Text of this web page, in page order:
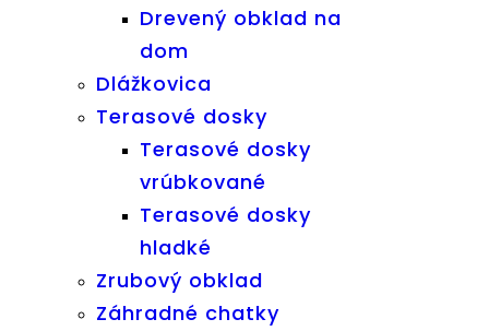
Drevený obklad na
dom
Dlážkovica
Terasové dosky
Terasové dosky
vrúbkované
Terasové dosky
hladké
Zrubový obklad
Záhradné chatky